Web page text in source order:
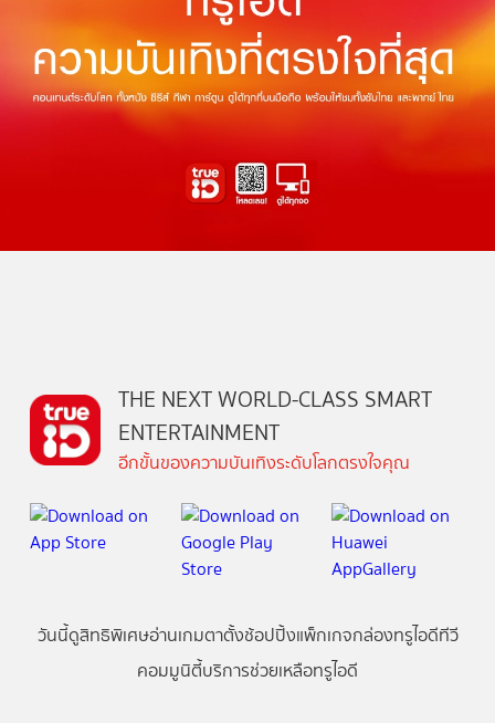
THE NEXT WORLD-CLASS SMART
ENTERTAINMENT
อีกขั้นของความบันเทิงระดับโลกตรงใจคุณ
วันนี้ดูสิทธิพิเศษอ่านเกมตาตั้งช้อปปิ้งแพ็กเกจกล่องทรูไอดีทีวี
คอมมูนิตี้บริการช่วยเหลือทรูไอดี